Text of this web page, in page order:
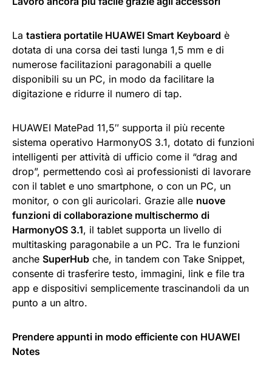
La tastiera portatile HUAWEI Smart Keyboard è
dotata di una corsa dei tasti lunga 1,5 mm e di
numerose facilitazioni paragonabili a quelle
disponibili su un PC, in modo da facilitare la
digitazione e ridurre il numero di tap.
HUAWEI MatePad 11,5″ supporta il più recente
sistema operativo HarmonyOS 3.1, dotato di funzioni
intelligenti per attività di ufficio come il “drag and
drop”, permettendo così ai professionisti di lavorare
con il tablet e uno smartphone, o con un PC, un
monitor, o con gli auricolari. Grazie alle nuove
funzioni di collaborazione multischermo di
HarmonyOS 3.1, il tablet supporta un livello di
multitasking paragonabile a un PC. Tra le funzioni
anche SuperHub che, in tandem con Take Snippet,
consente di trasferire testo, immagini, link e file tra
app e dispositivi semplicemente trascinandoli da un
punto a un altro.
Prendere appunti in modo efficiente con HUAWEI
Notes